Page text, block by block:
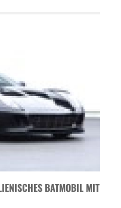
BATMOBIL MIT